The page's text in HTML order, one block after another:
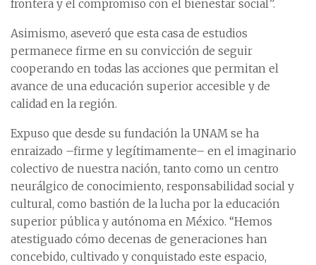
frontera y el compromiso con el bienestar social”.
Asimismo, aseveró que esta casa de estudios
permanece firme en su convicción de seguir
cooperando en todas las acciones que permitan el
avance de una educación superior accesible y de
calidad en la región.
Expuso que desde su fundación la UNAM se ha
enraizado –firme y legítimamente– en el imaginario
colectivo de nuestra nación, tanto como un centro
neurálgico de conocimiento, responsabilidad social y
cultural, como bastión de la lucha por la educación
superior pública y autónoma en México. “Hemos
atestiguado cómo decenas de generaciones han
concebido, cultivado y conquistado este espacio,